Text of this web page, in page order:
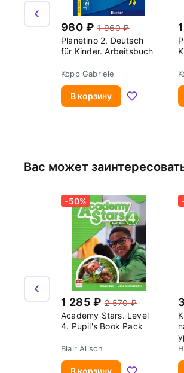
980
1 960
Planetino 2. Deutsch
für Kinder. Arbeitsbuch
Kopp Gabriele
В корзину
Вас может
-50%
1 285
2 570
Academy Stars. Level
4. Pupil's Book Pack
Blair Alison